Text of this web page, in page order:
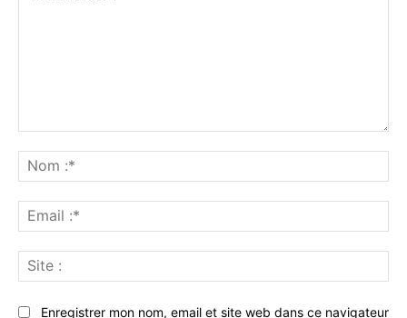
:*
:*
:
Enregistrer mon nom, email et site web dans ce navigateur